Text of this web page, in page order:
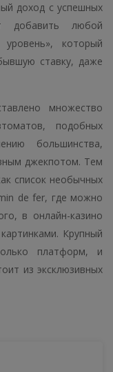
доход с успешных
добавить любой
который
ставку, даже
множество
подобных
большинства,
джекпотом. Тем
список необычных
de fer, где можно
в онлайн-казино
Крупный
платформ, и
из эксклюзивных